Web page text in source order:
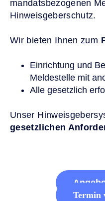
mandatsbezogenen
Hinweisgeberschutz.
Wir bieten Ihnen zum
Einrichtung und
Meldestelle mit
Alle gesetzlich
Unser
gesetzlichen
Termin